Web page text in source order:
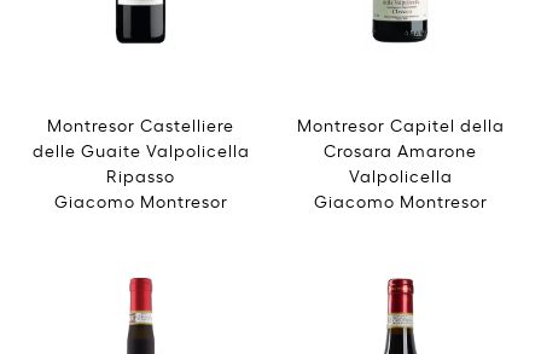
Montresor Castelliere
delle Guaite Valpolicella
Ripasso
Giacomo Montresor
Montresor Capitel della
Crosara Amarone
Valpolicella
Giacomo Montresor